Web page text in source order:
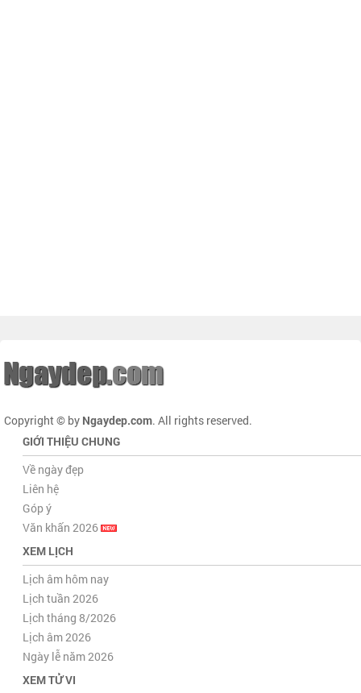
Copyright © by Ngaydep.com. All rights reserved.
GIỚI THIỆU CHUNG
Về ngày đẹp
Liên hệ
Góp ý
Văn khấn 2026
XEM LỊCH
Lịch âm hôm nay
Lịch tuần 2026
Lịch tháng 8/2026
Lịch âm 2026
Ngày lễ năm 2026
XEM TỬ VI